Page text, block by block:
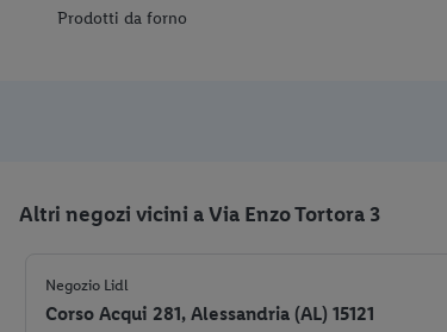
Prodotti da forno
Altri negozi vicini a Via Enzo Tortora 3
Negozio Lidl
Corso Acqui 281, Alessandria (AL) 15121